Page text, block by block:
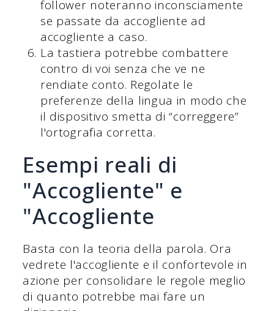
follower noteranno inconsciamente
se passate da accogliente ad
accogliente a caso.
La tastiera potrebbe combattere
contro di voi senza che ve ne
rendiate conto. Regolate le
preferenze della lingua in modo che
il dispositivo smetta di “correggere”
l'ortografia corretta.
Esempi reali di
"Accogliente" e
"Accogliente
Basta con la teoria della parola. Ora
vedrete l'accogliente e il confortevole in
azione per consolidare le regole meglio
di quanto potrebbe mai fare un